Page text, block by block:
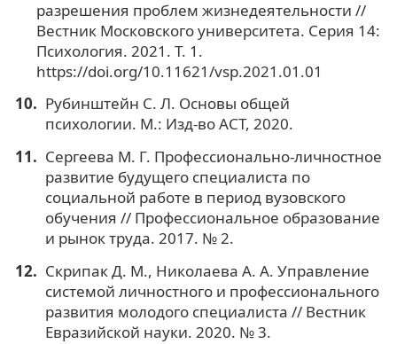
разрешения проблем жизнедеятельности //
Вестник Московского университета. Серия 14:
Психология. 2021. Т. 1.
https://doi.org/10.11621/vsp.2021.01.01
Рубинштейн С. Л. Основы общей
психологии. М.: Изд-во АСТ, 2020.
Сергеева М. Г. Профессионально-личностное
развитие будущего специалиста по
социальной работе в период вузовского
обучения // Профессиональное образование
и рынок труда. 2017. № 2.
Скрипак Д. М., Николаева А. А. Управление
системой личностного и профессионального
развития молодого специалиста // Вестник
Евразийской науки. 2020. № 3.